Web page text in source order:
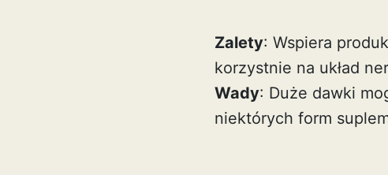
Zalety: Wspiera
korzystnie na układ
Wady: Duże dawki
niektórych form